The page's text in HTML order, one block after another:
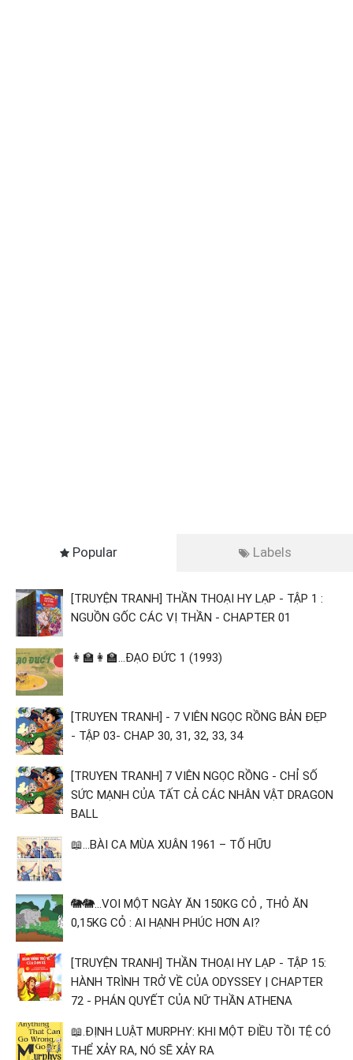
Popular Labels
[TRUYỆN TRANH] THẦN THOẠI HY LẠP - TẬP 1 :
NGUỒN GỐC CÁC VỊ THẦN - CHAPTER 01
👩‍🏫👩‍🏫...ĐẠO ĐỨC 1 (1993)
[TRUYEN TRANH] - 7 VIÊN NGỌC RỒNG BẢN ĐẸP
- TẬP 03- CHAP 30, 31, 32, 33, 34
[TRUYEN TRANH] 7 VIÊN NGỌC RỒNG - CHỈ SỐ
SỨC MẠNH CỦA TẤT CẢ CÁC NHÂN VẬT DRAGON
BALL
📖...BÀI CA MÙA XUÂN 1961 – TỐ HỮU
🐘🐘...VOI MỘT NGÀY ĂN 150KG CỎ , THỎ ĂN
0,15KG CỎ : AI HẠNH PHÚC HƠN AI?
[TRUYỆN TRANH] THẦN THOẠI HY LẠP - TẬP 15:
HÀNH TRÌNH TRỞ VỀ CỦA ODYSSEY | CHAPTER
72 - PHÁN QUYẾT CỦA NỮ THẦN ATHENA
📖.ĐỊNH LUẬT MURPHY: KHI MỘT ĐIỀU TỒI TỆ CÓ
THỂ XẢY RA, NÓ SẼ XẢY RA